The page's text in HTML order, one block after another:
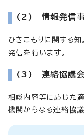
(2) 情報発信
ひきこもりに関する
発信を行います。
(3) 連絡協議会
相談内容等に応じた
機関からなる連絡協議